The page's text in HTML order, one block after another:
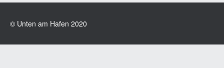
© Unten am Hafen 2020